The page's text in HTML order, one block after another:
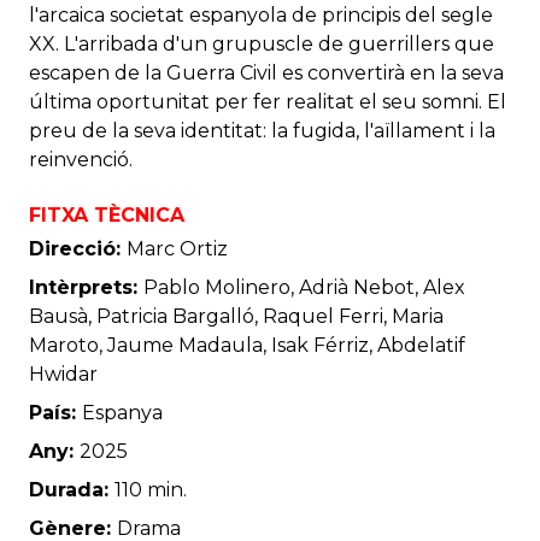
l'arcaica societat espanyola de principis del segle
XX. L'arribada d'un grupuscle de guerrillers que
escapen de la Guerra Civil es convertirà en la seva
última oportunitat per fer realitat el seu somni. El
preu de la seva identitat: la fugida, l'aïllament i la
reinvenció.
FITXA TÈCNICA
Direcció: Marc Ortiz
Intèrprets: Pablo Molinero, Adrià Nebot, Alex
Bausà, Patricia Bargalló, Raquel Ferri, Maria
Maroto, Jaume Madaula, Isak Férriz, Abdelatif
Hwidar
País: Espanya
Any: 2025
Durada: 110 min.
Gènere: Drama